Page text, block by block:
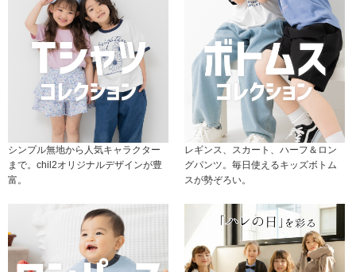
シンプル無地から人気キャラクター
まで。chil2オリジナルデザインが豊
富。
レギンス、スカート、ハーフ＆ロン
グパンツ。毎日使えるキッズボトム
スが勢ぞろい。